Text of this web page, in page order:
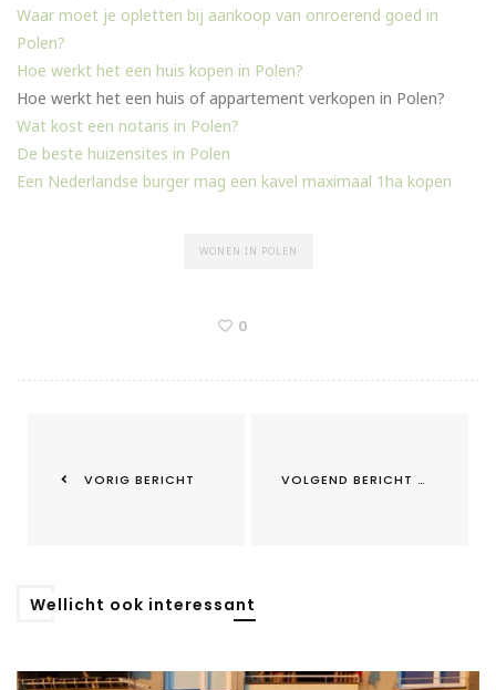
Waar moet je opletten bij aankoop van onroerend goed in
Polen?
Hoe werkt het een huis kopen in Polen?
Hoe werkt het een huis of appartement verkopen in Polen?
Wat kost een notaris in Polen?
De beste huizensites in Polen
Een Nederlandse burger mag een kavel maximaal 1ha kopen
WONEN IN POLEN
0
VORIG BERICHT VOLGEND BERICHT
Wellicht ook interessant